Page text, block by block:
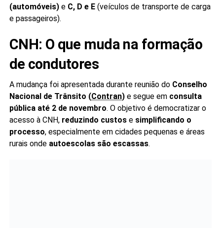
(automóveis)e C, D e E(veículos de transporte de carga
e passageiros).
CNH: O que muda na formação
de condutores
A mudança foi apresentada durante reunião do Conselho
Nacional de Trânsito (Contran)e segue em consulta
pública até 2 de novembro. O objetivo é democratizar o
acesso à CNH, reduzindo custose simplificando o
processo, especialmente em cidades pequenas e áreas
rurais onde autoescolas são escassas.